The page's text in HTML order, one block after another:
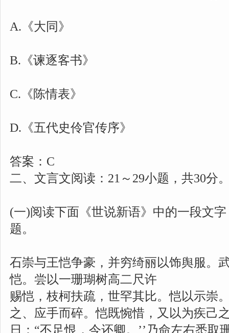
A.《大同》
B.《谏逐客书》
C.《陈情表》
D.《五代史伶官传序》
答案：C
二、文言文阅读：21～29小题，共30分
(一)阅读下面《世说新语》中的一段文
题。
石崇与王恺争豪，并穷绮丽以饰舆服。
恺。尝以一珊瑚树高二尺许
赐恺，枝柯扶疏，世罕其比。恺以示崇
之、应手而碎。恺既惋惜，又以为疾己
日：“不足恨，今还卿。’’乃命左右悉取